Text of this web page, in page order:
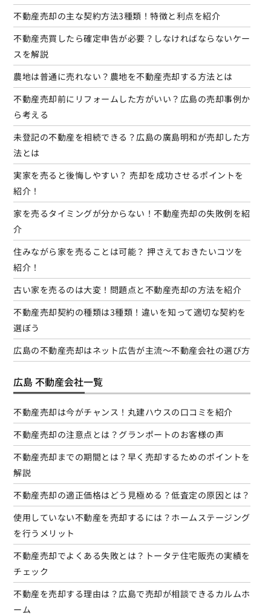
不動産売却の主な契約方法3種類！特徴と利点を紹介
不動産売買したら確定申告が必要？しなければならないケー
スを解説
農地は普通に売れない？農地を不動産売却する方法とは
不動産売却前にリフォームした方がいい？広島の売却事例か
ら考える
未登記の不動産を相続できる？広島の廣島明和が売却した方
法とは
実家を売ると後悔しやすい？ 売却を成功させるポイントを
紹介！
家を売るタイミングが分からない！不動産売却の失敗例を紹
介
住みながら家を売ることは可能？ 押さえておきたいコツを
紹介！
古い家を売るのは大変！問題点と不動産売却の方法を紹介
不動産売却契約の種類は3種類！違いを知って適切な契約を
選ぼう
広島の不動産売却はネット広告が主流～不動産会社の選び方
広島 不動産会社一覧
不動産売却は今がチャンス！丸建ハウスの口コミを紹介
不動産売却の注意点とは？グランポートのお客様の声
不動産売却までの期間とは？早く売却するためのポイントを
解説
不動産売却の適正価格はどう見極める？低査定の原因とは？
使用していない不動産を売却するには？ホームステージング
を行うメリット
不動産売却でよくある失敗とは？トータテ住宅販売の実績を
チェック
不動産を売却する理由は？広島で売却が相談できるカルムホ
ーム